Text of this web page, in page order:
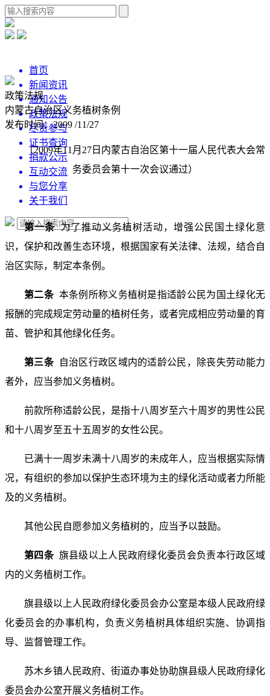
首页
新闻资讯
通知公告
政策法规
尽责参与
证书查询
捐款公示
互动交流
与您分享
关于我们
政策法规
内蒙古自治区义务植树条例
发布时间：2009 /11/27
（2009年11月27日内蒙古自治区第十一届人民代表大会常
务委员会第十一次会议通过）
第一条为了推动义务植树活动，增强公民国土绿化意
识，保护和改善生态环境，根据国家有关法律、法规，结合自
治区实际，制定本条例。
第二条 本条例所称义务植树是指适龄公民为国土绿化无
报酬的完成规定劳动量的植树任务，或者完成相应劳动量的育
苗、管护和其他绿化任务。
第三条 自治区行政区域内的适龄公民，除丧失劳动能力
者外，应当参加义务植树。
前款所称适龄公民，是指十八周岁至六十周岁的男性公民
和十八周岁至五十五周岁的女性公民。
已满十一周岁未满十八周岁的未成年人，应当根据实际情
况，有组织的参加以保护生态环境为主的绿化活动或者力所能
及的义务植树。
其他公民自愿参加义务植树的，应当予以鼓励。
第四条 旗县级以上人民政府绿化委员会负责本行政区域
内的义务植树工作。
旗县级以上人民政府绿化委员会办公室是本级人民政府绿
化委员会的办事机构，负责义务植树具体组织实施、协调指
导、监督管理工作。
苏木乡镇人民政府、街道办事处协助旗县级人民政府绿化
委员会办公室开展义务植树工作。